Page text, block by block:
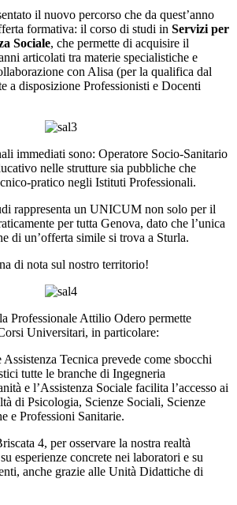
il nuovo percorso che da quest’anno
formativa: il corso di studi in Servizi per
Sociale, che permette di acquisire il
articolati tra materie specialistiche e
con Alisa (per la qualifica dal
a disposizione Professionisti e Docenti
immediati sono: Operatore Socio-Sanitario
nelle strutture sia pubbliche che
pratico negli Istituti Professionali.
rappresenta un UNICUM non solo per il
per tutta Genova, dato che l’unica
di un’offerta simile si trova a Sturla.
di nota sul nostro territorio!
Professionale Attilio Odero permette
Universitari, in particolare:
Tecnica prevede come sbocchi
tutte le branche di Ingegneria
e l’Assistenza Sociale facilita l’accesso ai
di Psicologia, Scienze Sociali, Scienze
e Professioni Sanitarie.
4, per osservare la nostra realtà
esperienze concrete nei laboratori e su
anche grazie alle Unità Didattiche di